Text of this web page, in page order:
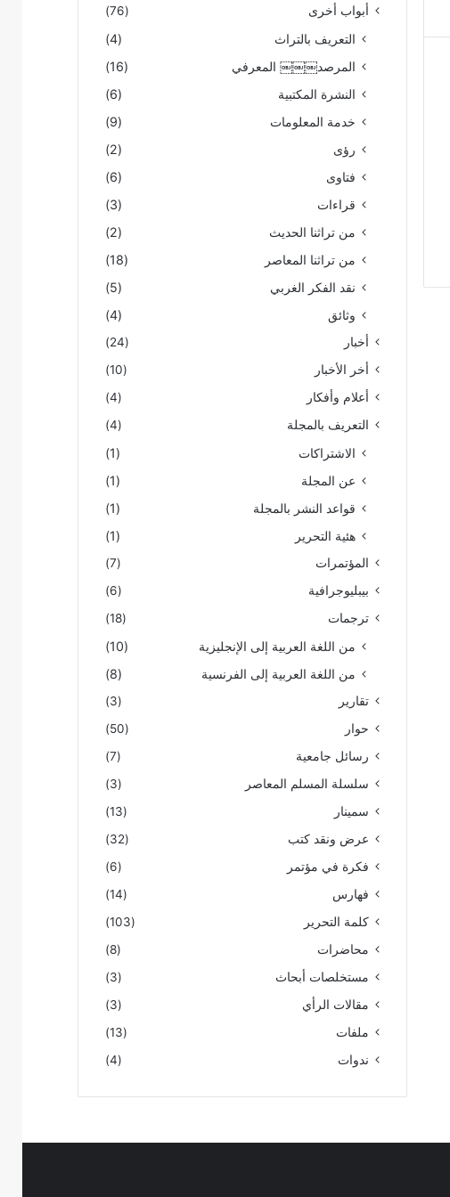
أبواب أخرى
(76)
التعريف بالتراث
(4)
المرصد￼￼￼ المعرفي
(16)
النشرة المكتبية
(6)
خدمة المعلومات
(9)
رؤى
(2)
فتاوى
(6)
قراءات
(3)
من تراثنا الحديث
(2)
من تراثنا المعاصر
(18)
نقد الفكر الغربي
(5)
وثائق
(4)
أخبار
(24)
أخر الأخبار
(10)
أعلام وأفكار
(4)
التعريف بالمجلة
(4)
الاشتراكات
(1)
عن المجلة
(1)
قواعد النشر بالمجلة
(1)
هئية التحرير
(1)
المؤتمرات
(7)
بيبليوجرافية
(6)
ترجمات
(18)
من اللغة العربية إلى الإنجليزية
(10)
من اللغة العربية إلى الفرنسية
(8)
تقارير
(3)
حوار
(50)
رسائل جامعية
(7)
سلسلة المسلم المعاصر
(3)
سمينار
(13)
عرض ونقد كتب
(32)
فكرة في مؤتمر
(6)
فهارس
(14)
كلمة التحرير
(103)
محاضرات
(8)
مستخلصات أبحاث
(3)
مقالات الرأي
(3)
ملفات
(13)
ندوات
(4)